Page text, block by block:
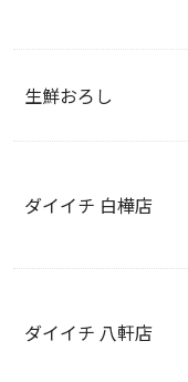
生鮮おろし
ダイイチ 白樺店
ダイイチ 八軒店